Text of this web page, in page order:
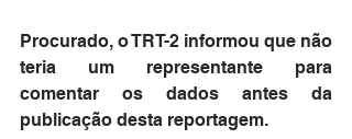
Procurado, o TRT-2 informou que não
teria um representante para
comentar os dados antes da
publicação desta reportagem.